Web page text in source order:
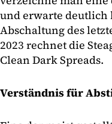
und erwarte deutlich
Abschaltung des
2023 rechnet die
Clean Dark Spreads.
Verständnis für